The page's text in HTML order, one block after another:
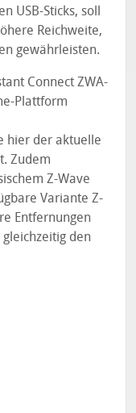
USB-Sticks, soll
Reichweite,
gewährleisten.
Connect ZWA-
Plattform
hier der aktuelle
Zudem
Z-Wave
Variante Z-
Entfernungen
den